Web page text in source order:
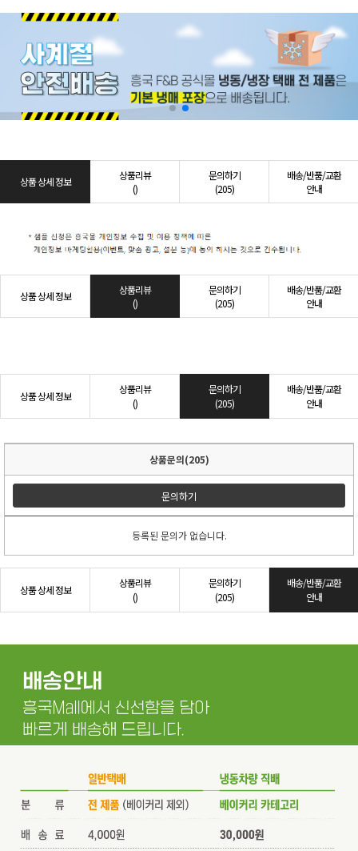
상품 상세 정보
상품리뷰
()
문의하기
(205)
배송/반품/교환
안내
상품 상세 정보
상품리뷰
()
문의하기
(205)
배송/반품/교환
안내
상품 상세 정보
상품리뷰
()
문의하기
(205)
배송/반품/교환
안내
상품문의(205)
문의하기
등록된 문의가 없습니다.
상품 상세 정보
상품리뷰
()
문의하기
(205)
배송/반품/교환
안내